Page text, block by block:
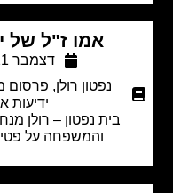
אמו ז"ל של יעקב
דצמבר 21, 2011
נפטון רולן,פרסום מודעת
ידיעות אחרונות
בית נפטון – רולן מנחם את
והמשפחה על פטירת